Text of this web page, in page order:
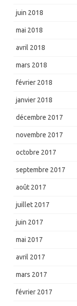
juin 2018
mai 2018
avril 2018
mars 2018
février 2018
janvier 2018
décembre 2017
novembre 2017
octobre 2017
septembre 2017
août 2017
juillet 2017
juin 2017
mai 2017
avril 2017
mars 2017
février 2017